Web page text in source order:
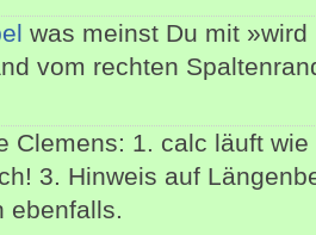
was meinst Du mit
vom rechten
Clemens: 1. calc läuft
3. Hinweis auf
ebenfalls.